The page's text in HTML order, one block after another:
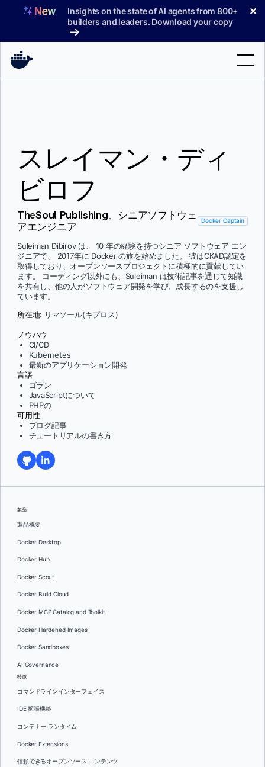
へ
Insights on the state of AI agents from 800+
builders and leaders. Download your copy
✕
料金プラン
ドキュメント
サインイン
スレイマン・ディ
ビロフ
TheSoul Publishing、シニアソフトウェ
アエンジニア
Docker Captain
Suleiman Dibirov は、 10 年の経験を持つシニア ソフトウェア エン
ジニアで、 2017年に Docker の旅を始めました。 彼はCKAD認定を
取得しており、オープンソースプロジェクトに積極的に貢献してい
ます。 コーディング以外にも、Suleiman は技術記事を通じて知識
を共有し、他の人がソフトウェア開発を学び、成長するのを支援し
ています。
所在地: リマソール(キプロス)
ノウハウ
CI/CD
Kubernetes
最新のアプリケーション開発
言語
ゴラン
JavaScriptについて
PHPの
可用性
ブログ記事
チュートリアルの書き方
製品
製品概要
Docker Desktop
Docker Hub
Docker Scout
Docker Build Cloud
Docker MCP Catalog and Toolkit
Docker Hardened Images
Docker Sandboxes
AI Governance
特徴
コマンドラインインターフェイス
IDE 拡張機能
コンテナー ランタイム
Docker Extensions
信頼できるオープンソース コンテンツ